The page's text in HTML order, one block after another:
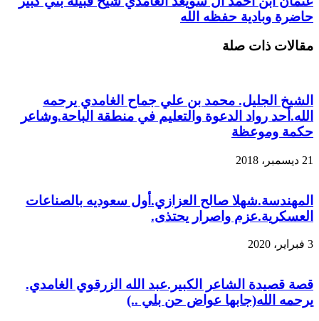
حاضرة وبادية حفظه الله
مقالات ذات صلة
الشيخ الجليل. محمد بن علي جماح الغامدي يرحمه
الله.أحد رواد الدعوة والتعليم في منطقة الباحة.وشاعر
حكمة وموعظة
21 ديسمبر، 2018
المهندسة.شهلا صالح العزازي.أول سعوديه بالصناعات
العسكرية.عزم واصرار يحتذى.
3 فبراير، 2020
قصة قصيدة الشاعر الكبير.عبد الله الزرقوي الغامدي.
يرحمه الله(جابها عواض حن بلي ..)